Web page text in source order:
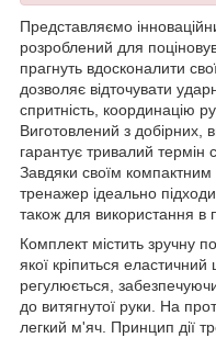
Представляємо
розроблений для
прагнуть вдосконалити
дозволяє відточувати
спритність, координацію
Виготовлений з добірних,
гарантує тривалий термін
Завдяки своїм компактним
тренажер ідеально
також для використання в
Комплект містить зручну
якої кріпиться
регулюється,
до витягнутої руки. На
легкий м'яч. Принцип дії